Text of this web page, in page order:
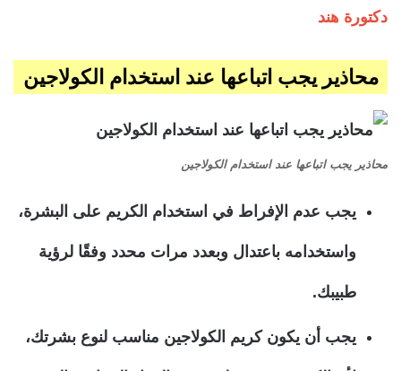
دكتورة هند
محاذير يجب اتباعها عند استخدام الكولاجين
محاذير يجب اتباعها عند استخدام الكولاجين
يجب عدم الإفراط في استخدام الكريم على البشرة،
واستخدامه باعتدال وبعدد مرات محدد وفقًا لرؤية
طبيبك.
يجب أن يكون كريم الكولاجين مناسب لنوع بشرتك،